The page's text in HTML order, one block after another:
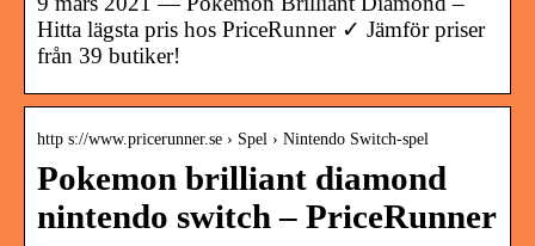
Hitta lägsta pris hos PriceRunner ✓ Jämför priser
från 39 butiker!
http s://www.pricerunner.se › Spel › Nintendo Switch-spel
Pokemon brilliant diamond
nintendo switch – PriceRunner